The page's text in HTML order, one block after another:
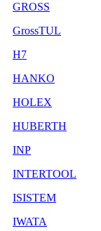
GROSS
GrossTUL
H7
HANKO
HOLEX
HUBERTH
INP
INTERTOOL
ISISTEM
IWATA